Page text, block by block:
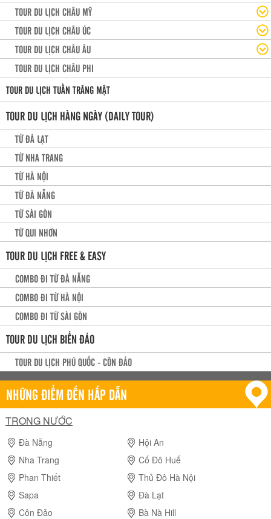
TOUR DU LỊCH CHÂU MỸ
TOUR DU LỊCH CHÂU ÚC
TOUR DU LỊCH CHÂU ÂU
TOUR DU LỊCH CHÂU PHI
TOUR DU LỊCH TUẦN TRĂNG MẬT
TOUR DU LỊCH HÀNG NGÀY (DAILY TOUR)
TỪ ĐÀ LẠT
TỪ NHA TRANG
TỪ HÀ NỘI
TỪ ĐÀ NẴNG
TỪ SÀI GÒN
TỪ QUI NHƠN
TOUR DU LỊCH FREE & EASY
COMBO ĐI TỪ ĐÀ NẴNG
COMBO ĐI TỪ HÀ NỘI
COMBO ĐI TỪ SÀI GÒN
TOUR DU LỊCH BIỂN ĐẢO
TOUR DU LỊCH PHÚ QUỐC - CÔN ĐẢO
NHỮNG ĐIỂM ĐẾN HẤP DẪN
TRONG NƯỚC
Đà Nẵng
Hội An
Nha Trang
Cố Đô Huế
Phan Thiết
Thủ Đô Hà Nội
Sapa
Đà Lạt
Côn Đảo
Bà Nà Hill